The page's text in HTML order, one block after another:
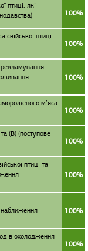
птиці, які
100%
свійської птиці
100%
100%
м’яса
100%
(В) (поступове
100%
птиці та
100%
наближення
100%
охолодження
100%